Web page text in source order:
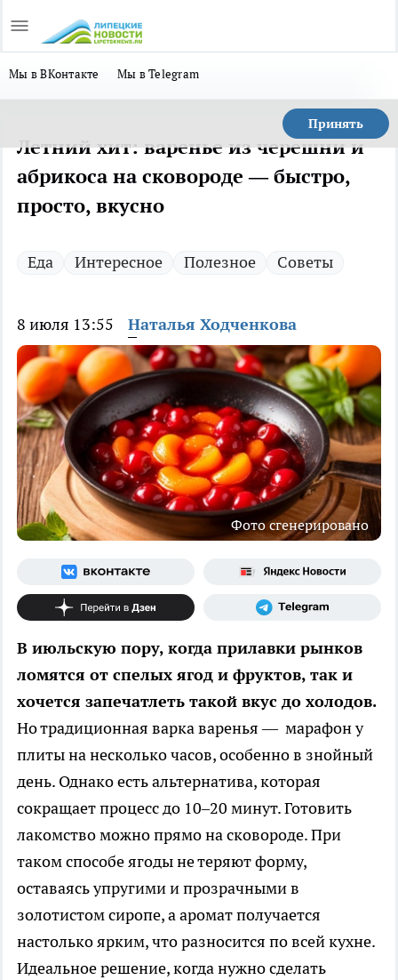
Мы в ВКонтакте Мы в Telegram
Принять
Летний хит: варенье из черешни и
абрикоса на сковороде — быстро,
просто, вкусно
Еда Интересное Полезное Советы
8 июля 13:55 Наталья Ходченкова
Фото сгенерировано
В июльскую пору, когда прилавки рынков
ломятся от спелых ягод и фруктов, так и
хочется запечатлеть такой вкус до холодов.
Но традиционная варка варенья — марафон у
плиты на несколько часов, особенно в знойный
день. Однако есть альтернатива, которая
сокращает процесс до 10–20 минут. Готовить
лакомство можно прямо на сковороде. При
таком способе ягоды не теряют форму,
оставаясь упругими и прозрачными в
золотистом сиропе, а аромат получается
настолько ярким, что разносится по всей кухне.
Идеальное решение, когда нужно сделать